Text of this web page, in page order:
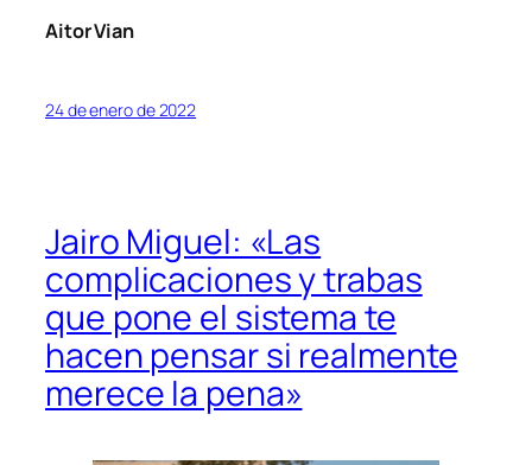
Aitor Vian
24 de enero de 2022
Jairo Miguel: «Las
complicaciones y trabas
que pone el sistema te
hacen pensar si realmente
merece la pena»